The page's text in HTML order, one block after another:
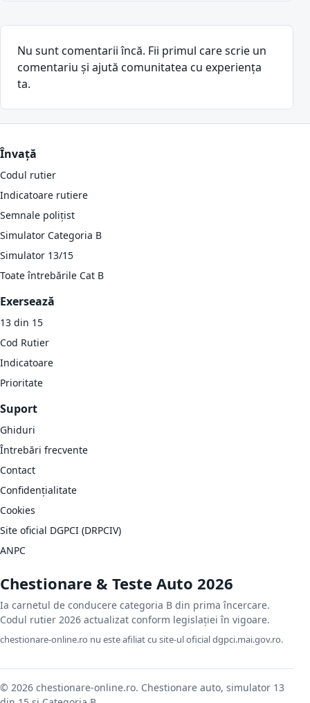
Nu sunt comentarii încă. Fii primul care scrie un
comentariu și ajută comunitatea cu experiența
ta.
Învață
Codul rutier
Indicatoare rutiere
Semnale polițist
Simulator Categoria B
Simulator 13/15
Toate întrebările Cat B
Exersează
13 din 15
Cod Rutier
Indicatoare
Prioritate
Suport
Ghiduri
Întrebări frecvente
Contact
Confidențialitate
Cookies
Site oficial DGPCI (DRPCIV)
ANPC
Chestionare & Teste Auto 2026
Ia carnetul de conducere categoria B din prima încercare.
Codul rutier 2026 actualizat conform legislației în vigoare.
chestionare-online.ro nu este afiliat cu site-ul oficial dgpci.mai.gov.ro.
© 2026 chestionare-online.ro. Chestionare auto, simulator 13